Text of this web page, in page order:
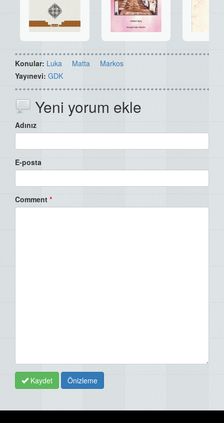
Konular: Luka Matta
Markos
Yayınevi: GDK
Yeni yorum ekle
Adınız
E-posta
Comment *
Kaydet Önizleme